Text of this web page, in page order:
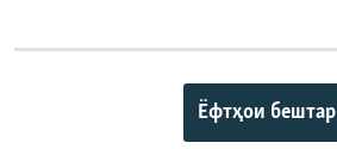
Ёфтҳои бештар